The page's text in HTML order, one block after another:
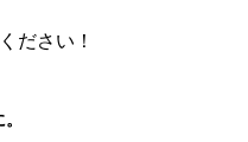
ださい！